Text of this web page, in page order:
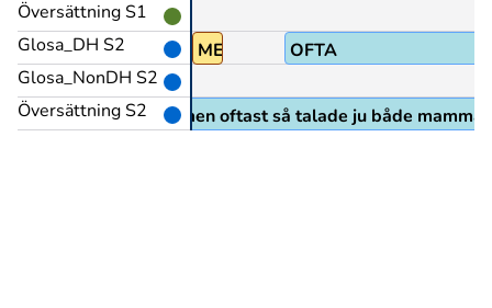
Översättning S1
Glosa_DH S2
Glosa_NonDH S2
Översättning S2
MEN OFTA
men oftast så talade ju både